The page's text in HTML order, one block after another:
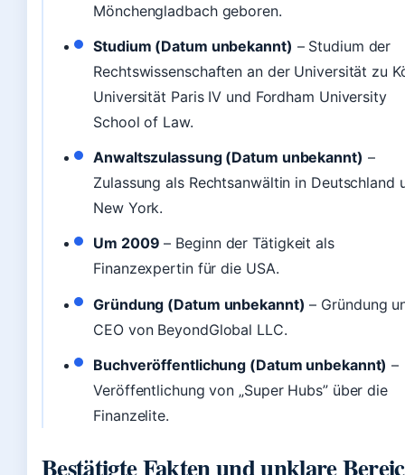
Mönchengladbach geboren.
Studium (Datum unbekannt) – Studium der
Rechtswissenschaften an der Universität zu
Universität Paris IV und Fordham University
School of Law.
Anwaltszulassung (Datum unbekannt) –
Zulassung als Rechtsanwältin in Deutschland
New York.
Um 2009 – Beginn der Tätigkeit als
Finanzexpertin für die USA.
Gründung (Datum unbekannt) – Gründung
CEO von BeyondGlobal LLC.
Buchveröffentlichung (Datum unbekannt) –
Veröffentlichung von „Super Hubs” über die
Finanzelite.
Bestätigte Fakten und unklare